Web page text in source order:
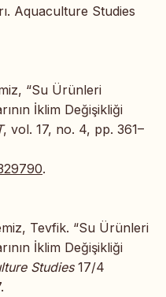
Aquaculture Studies
“Su Ürünleri
İklim Değişikliği
, vol. 17, no. 4, pp. 361–
.
Tevfik. “Su Ürünleri
İklim Değişikliği
Studies17/4